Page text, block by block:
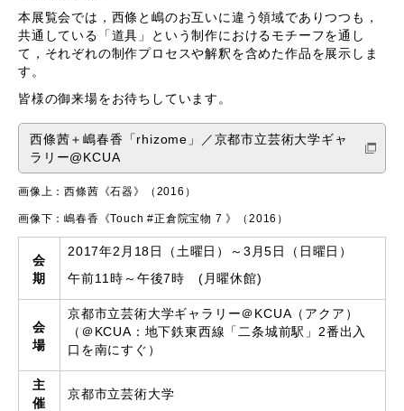
本展覧会では，西條と嶋のお互いに違う領域でありつつも，
共通している「道具」という制作におけるモチーフを通し
て，それぞれの制作プロセスや解釈を含めた作品を展示しま
す。
皆様の御来場をお待ちしています。
西條茜＋嶋春香「rhizome」／京都市立芸術大学ギャ
ラリー@KCUA
画像上：西條茜《石器》（2016）​
画像下：嶋春香《Touch #正倉院宝物 7 》（2016）​
会
期
2017年2月18日（土曜日）～3月5日（日曜日）
午前11時～午後7時 (月曜休館)
会
場
京都市立芸術大学ギャラリー＠KCUA（アクア）
（＠KCUA：地下鉄東西線「二条城前駅」2番出入
口を南にすぐ）
主
催
京都市立芸術大学